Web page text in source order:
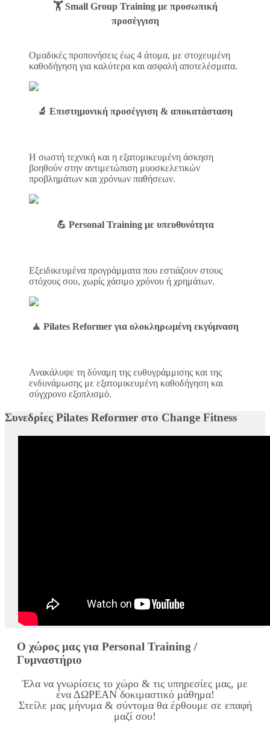
🏋️ Small Group Training με προσωπική
προσέγγιση
Ομαδικές προπονήσεις έως 4 άτομα, με στοχευμένη
καθοδήγηση για καλύτερα και ασφαλή αποτελέσματα.
🔬 Επιστημονική προσέγγιση & αποκατάσταση
Η σωστή τεχνική και η εξατομικευμένη άσκηση
βοηθούν στην αντιμετώπιση μυοσκελετικών
προβλημάτων και χρόνιων παθήσεων.
💪 Personal Training με υπευθυνότητα
Εξειδικευμένα προγράμματα που εστιάζουν στους
στόχους σου, χωρίς χάσιμο χρόνου ή χρημάτων.
🧘 Pilates Reformer για ολοκληρωμένη εκγύμναση
Ανακάλυψε τη δύναμη της ευθυγράμμισης και της
ενδυνάμωσης με εξατομικευμένη καθοδήγηση και
σύγχρονο εξοπλισμό.
Συνεδρίες Pilates Reformer στο Change Fitness
Ο χώρος μας για Personal Training /
Γυμναστήριο
Έλα να γνωρίσεις το χώρο & τις υπηρεσίες μας, με
ένα ΔΩΡΕΑΝ δοκιμαστικό μάθημα!
Στείλε μας μήνυμα & σύντομα θα έρθουμε σε επαφή
μαζί σου!